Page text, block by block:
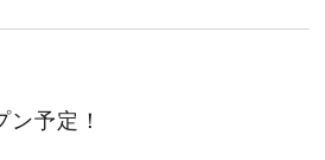
予定！